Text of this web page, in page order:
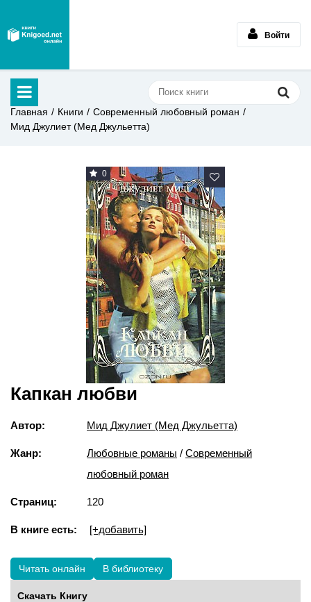
Войти
Главная Книги
Современный любовный роман
Мид Джулиет (Мед Джульетта)
0
Капкан любви
Автор: Мид Джулиет (Мед Джульетта)
Жанр: Любовные романы / Современный
любовный роман
Страниц: 120
В книге есть: [+добавить]
Читать онлайн В библиотеку
Скачать Книгу